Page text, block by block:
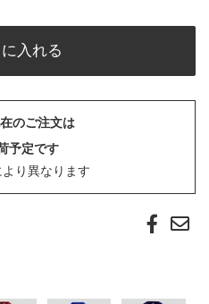
のご注文は
予定です
り異なります